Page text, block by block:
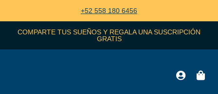
contenido
+52 558 180 6456
COMPARTE TUS SUEÑOS Y REGALA UNA SUSCRIPCIÓN
GRATIS